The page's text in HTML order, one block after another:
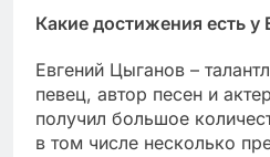
Какие достижения есть у
Евгений Цыганов –
певец, автор песен и
получил большое
в том числе несколько